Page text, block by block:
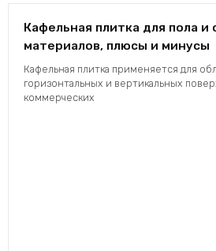
Кафельная плитка для пола и
материалов, плюсы и минусы
Кафельная плитка применяется для
горизонтальных и вертикальных
коммерческих